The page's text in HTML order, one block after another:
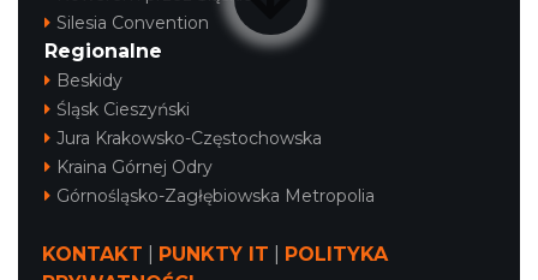
Silesia Convention
Regionalne
Beskidy
Śląsk Cieszyński
Jura Krakowsko-Częstochowska
Kraina Górnej Odry
Górnośląsko-Zagłębiowska Metropolia
KONTAKT PUNKTY IT
POLITYKA